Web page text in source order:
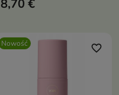
wyglądu.
8,70 €
Nowość favorite_border